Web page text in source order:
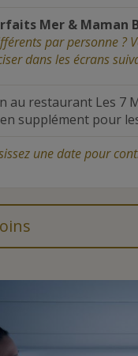
Mer & Maman
par personne ?
dans les écrans
au restaurant Les 7
supplément pour
une datepour